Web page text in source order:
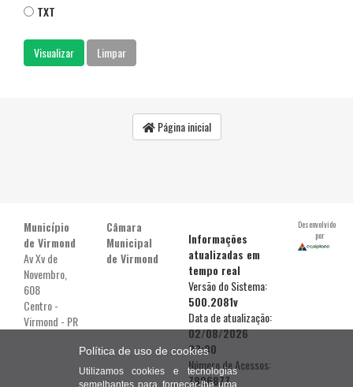
TXT
Página inicial
Política de uso de cookies
Utilizamos cookies e tecnologias
semelhantes para fornecer-lhe uma
Município
de Virmond
Av Xv de
Novembro,
608
Centro -
Virmond - PR
Câmara
Municipal
de Virmond
Informações
atualizadas em
tempo real
Versão do Sistema:
500.2081v
Data de atualização:
02/08/2026
22:30
Número de Acessos:
7806877
Desenvolvido
por